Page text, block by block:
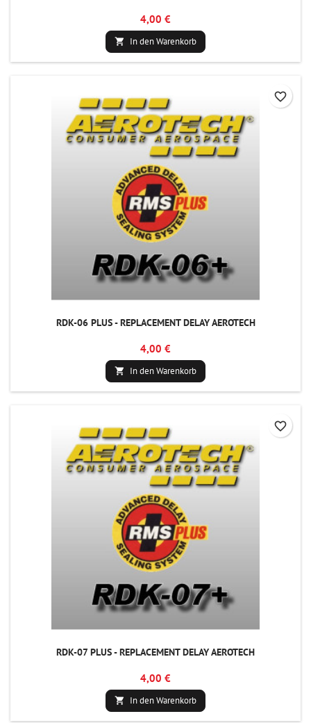
4,00 €
 In den Warenkorb
RDK-06 PLUS - REPLACEMENT DELAY AEROTECH
4,00 €
 In den Warenkorb
favorite_border
RDK-07 PLUS - REPLACEMENT DELAY AEROTECH
4,00 €
 In den Warenkorb
favorite_border